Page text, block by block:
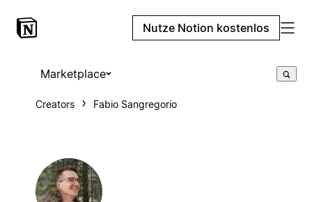
Nutze Notion kostenlos
Marketplace
Creators Fabio Sangregorio